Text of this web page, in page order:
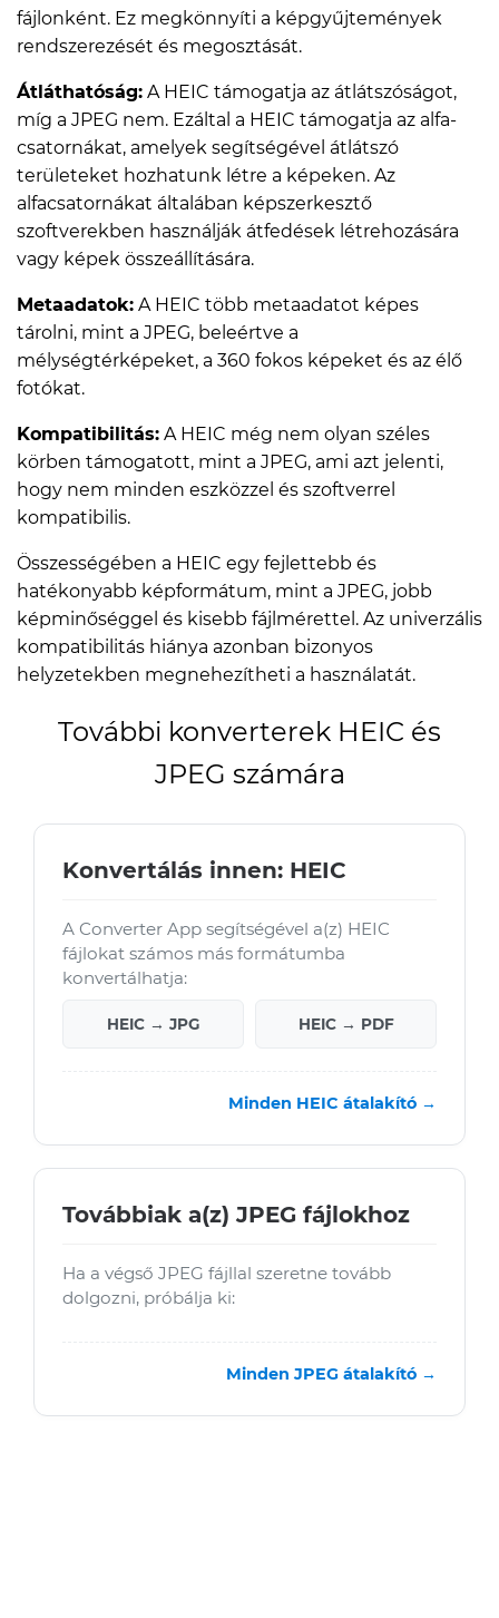
fájlonként. Ez megkönnyíti a képgyűjtemények
rendszerezését és megosztását.
Átláthatóság: A HEIC támogatja az átlátszóságot,
míg a JPEG nem. Ezáltal a HEIC támogatja az alfa-
csatornákat, amelyek segítségével átlátszó
területeket hozhatunk létre a képeken. Az
alfacsatornákat általában képszerkesztő
szoftverekben használják átfedések létrehozására
vagy képek összeállítására.
Metaadatok: A HEIC több metaadatot képes
tárolni, mint a JPEG, beleértve a
mélységtérképeket, a 360 fokos képeket és az élő
fotókat.
Kompatibilitás: A HEIC még nem olyan széles
körben támogatott, mint a JPEG, ami azt jelenti,
hogy nem minden eszközzel és szoftverrel
kompatibilis.
Összességében a HEIC egy fejlettebb és
hatékonyabb képformátum, mint a JPEG, jobb
képminőséggel és kisebb fájlmérettel. Az univerzális
kompatibilitás hiánya azonban bizonyos
helyzetekben megnehezítheti a használatát.
További konverterek HEIC és
JPEG számára
Konvertálás innen: HEIC
A Converter App segítségével a(z) HEIC
fájlokat számos más formátumba
konvertálhatja:
HEIC → JPG HEIC → PDF
Minden HEIC átalakító →
Továbbiak a(z) JPEG fájlokhoz
Ha a végső JPEG fájllal szeretne tovább
dolgozni, próbálja ki:
Minden JPEG átalakító →